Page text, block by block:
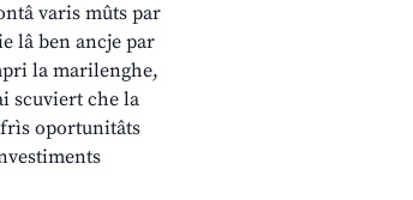
varis mûts par
lâ ben ancje par
la marilenghe,
scuviert che la
oportunitâts